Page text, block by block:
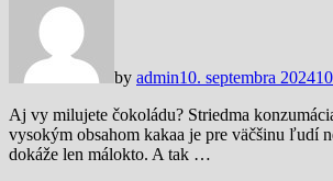
by admin10. septembra 2024
Aj vy milujete čokoládu? Striedma
vysokým obsahom kakaa je pre väčšinu ľudí
dokáže len málokto. A tak …